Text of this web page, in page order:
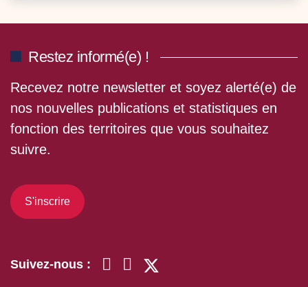
Restez informé(e) !
Recevez notre newsletter et soyez alerté(e) de
nos nouvelles publications et statistiques en
fonction des territoires que vous souhaitez
suivre.
S'inscrire
Suivez-nous :